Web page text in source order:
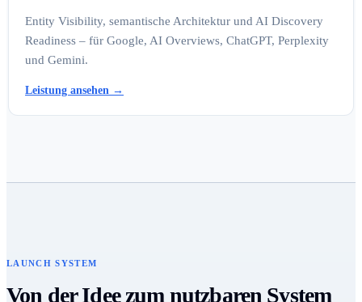
Entity Visibility, semantische Architektur und AI Discovery
Readiness – für Google, AI Overviews, ChatGPT, Perplexity
und Gemini.
Leistung ansehen →
LAUNCH SYSTEM
Von der Idee zum nutzbaren System